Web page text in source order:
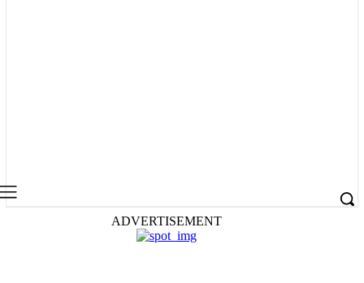
ADVERTISEMENT